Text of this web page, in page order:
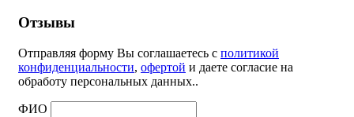
Отзывы
Отправляя форму Вы соглашаетесь с политикой
конфиденциальности, офертой и даете согласие на
обработу персональных данных..
ФИО